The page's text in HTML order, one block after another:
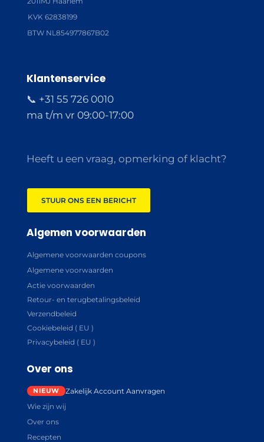
KVK 62838199
BTW NL854977867B02
Klantenservice
📞 +31 55 726 0010
ma t/m vr 09:00-17:00
Heeft u een vraag, opmerking of klacht?
STUUR ONS EEN BERICHT
Algemen voorwaarden
Algemene voorwaarden coupons
Algemene voorwaarden
Actie voorwaarden
Retour- en terugbetalingsbeleid
Verzendbeleid
Cookiebeleid ( EU )
Privacybeleid ( EU )
Over ons
Zakelijk Account Aanvragen
Wie zijn wij
Over ons
Recepten